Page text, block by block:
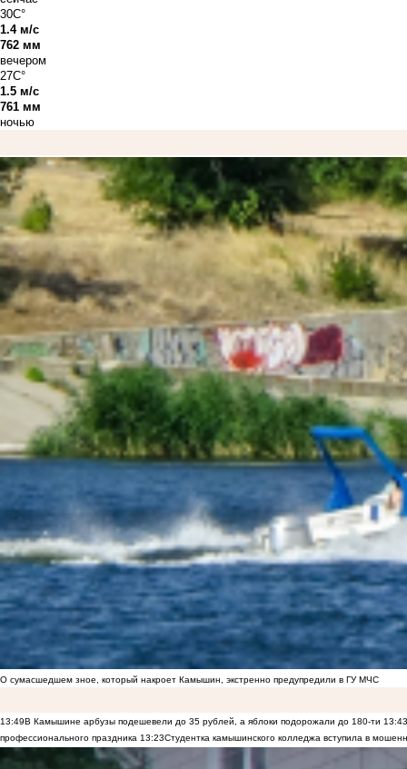
30C°
1.4 м/с
762 мм
вечером
27C°
1.5 м/с
761 мм
ночью
О сумасшедшем зное, который накроет Камышин, экстренно предупредили в ГУ МЧС
13:49В Камышине арбузы подешевели до 35 рублей, а яблоки подорожали до 180-ти 13:43
профессионального праздника 13:23Студентка камышинского колледжа вступила в